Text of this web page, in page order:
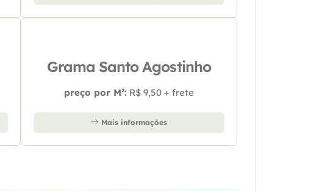
Grama Santo Agostinho
preço por M²: R$ 9,50 + frete
Mais informações